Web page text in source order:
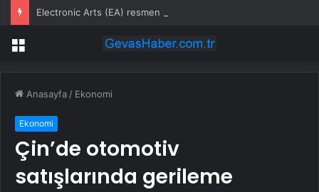
Menü
Anasayfa / Ekonomi
Ekonomi
Çin’de otomotiv
satışlarında gerileme